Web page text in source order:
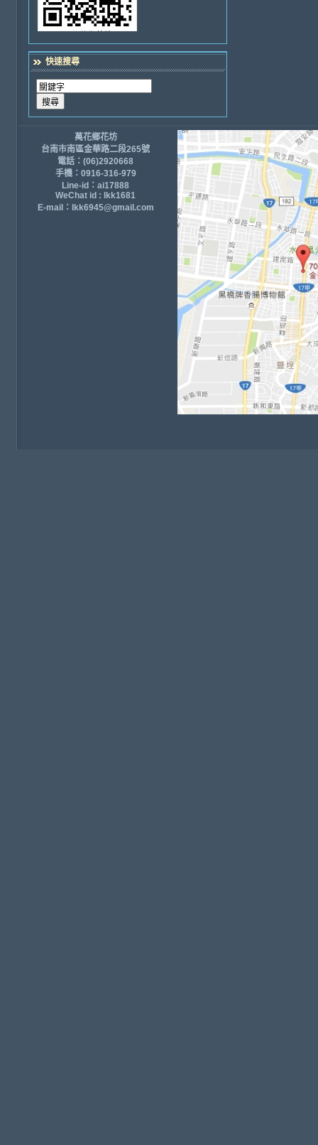
快速搜尋
萬花鄉花坊
台南市南區金華路二段265號
電話：(06)2920668
手機：0916-316-979
Line-id：ai17888
WeChat id : lkk1681
E-mail：lkk6945@gmail.com